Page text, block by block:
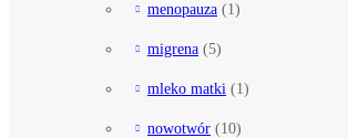
menopauza (1)
migrena (5)
mleko matki (1)
nowotwór (10)